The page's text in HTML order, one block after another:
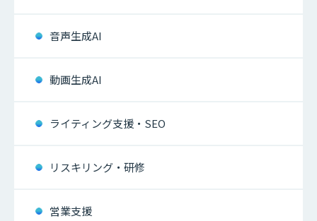
音声生成AI
動画生成AI
ライティング支援・SEO
リスキリング・研修
営業支援